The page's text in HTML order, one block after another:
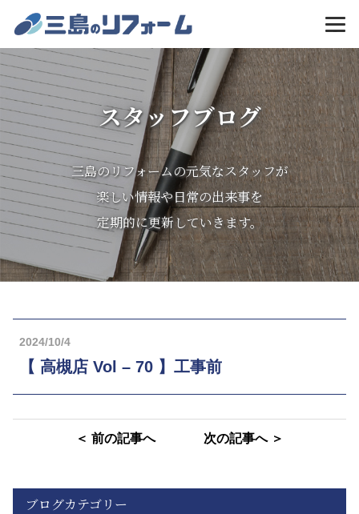
スタッフブログ
三島のリフォームの元気なスタッフが
楽しい情報や日常の出来事を
定期的に更新していきます。
ブログカテゴリー
2024/10/4
【 高槻店 Vol – 70 】工事前
＜ 前の記事へ 次の記事へ ＞